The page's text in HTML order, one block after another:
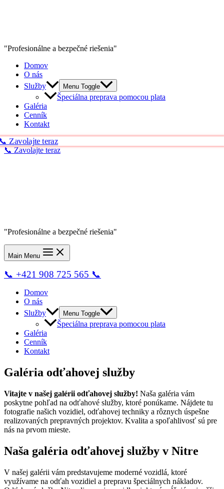
"Profesionálne a bezpečné riešenia"
Domov
O nás
Služby
Menu Toggle
Špeciálna preprava pomocou plata
Galéria
Cenník
Kontakt
Zavolajte teraz
📞 Zavolajte teraz
"Profesionálne a bezpečné riešenia"
Main Menu
📞 +421 908 725 565 📞
Domov
O nás
Služby
Menu Toggle
Špeciálna preprava pomocou plata
Galéria
Cenník
Kontakt
Galéria odťahovej služby
Vitajte v našej galérii odťahovej služby! Naša galéria vám
poskytne pohľad na odťahové služby, ktoré ponúkame. Nájdete tu
fotografie našich vozidiel, odťahovej techniky a rôznych úspešne
realizovaných prepravných projektov. Kvalita a spoľahlivosť sú pre
nás na prvom mieste.
Naša galéria odťahovej služby v Nitre
V našej galérii vám predstavujeme moderné vozidlá, ktoré
využívame na odťah vozidiel a prepravu špeciálnych nákladov.